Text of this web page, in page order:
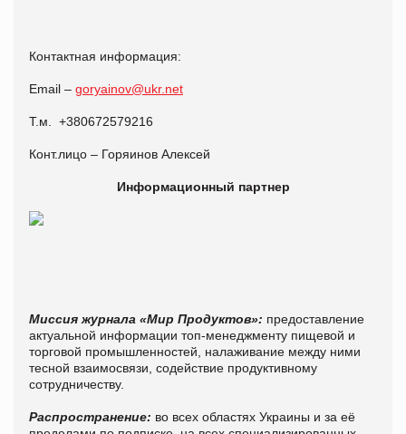
Контактная информация:
Email – goryainov@ukr.net
Т.м. +380672579216
Конт.лицо – Горяинов Алексей
Информационный партнер
Миссия журнала «Мир Продуктов»: предоставление
актуальной информации топ-менеджменту пищевой и
торговой промышленностей, налаживание между ними
тесной взаимосвязи, содействие продуктивному
сотрудничеству.
Распространение: во всех областях Украины и за её